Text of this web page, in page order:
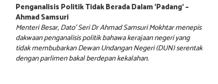
Penganalisis Politik Tidak Berada Dalam ‘Padang’ –
Ahmad Samsuri
Menteri Besar, Dato’ Seri Dr Ahmad Samsuri Mokhtar menepis
dakwaan penganalisis politik bahawa kerajaan negeri yang
tidak membubarkan Dewan Undangan Negeri (DUN) serentak
dengan parlimen bakal berdepan kekalahan.